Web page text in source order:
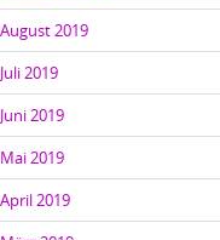
August 2019
Juli 2019
Juni 2019
Mai 2019
April 2019